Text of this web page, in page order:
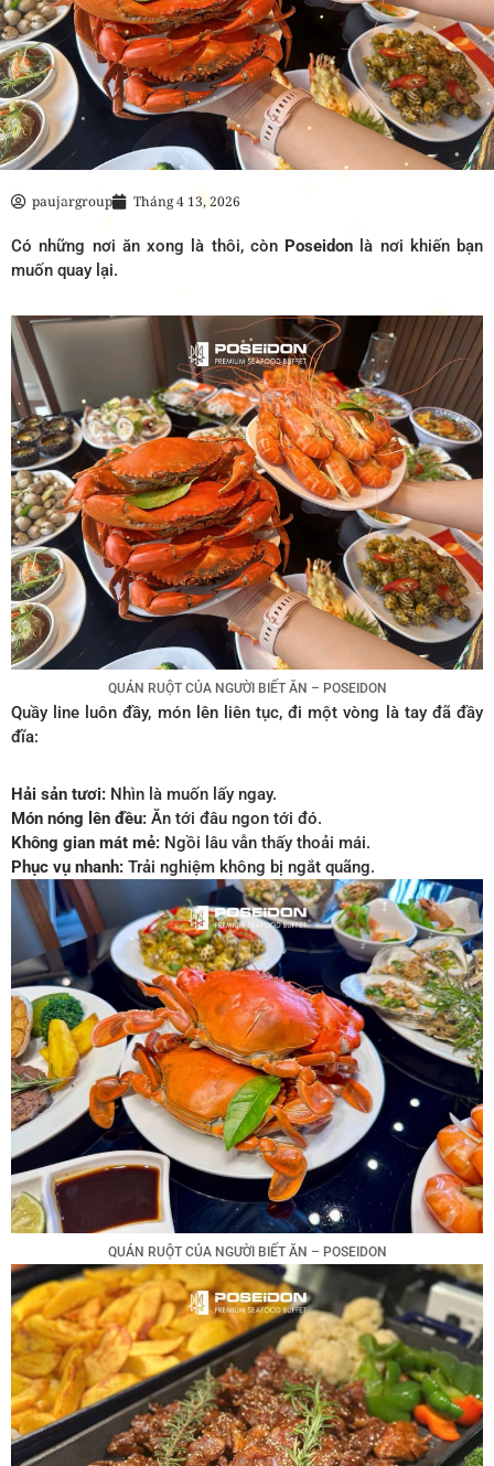
paujargroup Tháng 4 13, 2026
Có những nơi ăn xong là thôi, còn Poseidon là nơi khiến bạn
muốn quay lại.
QUÁN RUỘT CỦA NGƯỜI BIẾT ĂN – POSEIDON
Quầy line luôn đầy, món lên liên tục, đi một vòng là tay đã đầy
đĩa:
Hải sản tươi: Nhìn là muốn lấy ngay.
Món nóng lên đều: Ăn tới đâu ngon tới đó.
Không gian mát mẻ: Ngồi lâu vẫn thấy thoải mái.
Phục vụ nhanh: Trải nghiệm không bị ngắt quãng.
QUÁN RUỘT CỦA NGƯỜI BIẾT ĂN – POSEIDON